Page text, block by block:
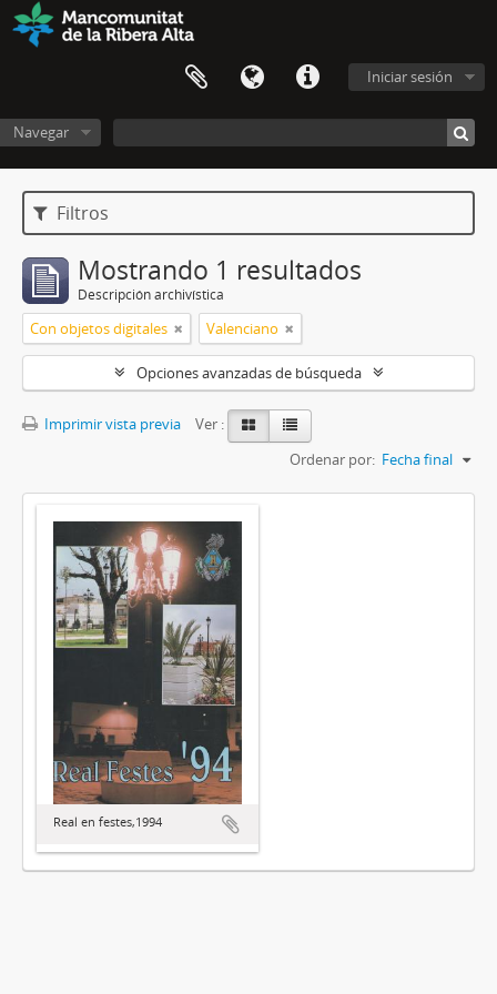
Iniciar sesión
Navegar
Filtros
Mostrando 1 resultados
Descripción archivística
Con objetos digitales Valenciano
Opciones avanzadas de búsqueda
Imprimir vista previa
Ver :
Ordenar por: Fecha final
Real en festes,1994